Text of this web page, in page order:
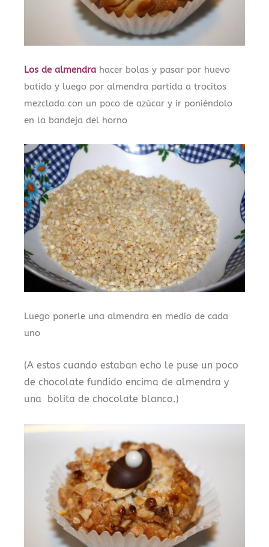
Los de almendrahacer bolas y pasar por huevo
batido y luego por almendra partida a trocitos
mezclada con un poco de azúcar y ir poniéndolo
en la bandeja del horno
Luego ponerle una almendra en medio de cada
uno
(A estos cuando estaban echo le puse un poco
de chocolate fundido encima de almendra y
una bolita de chocolate blanco.)